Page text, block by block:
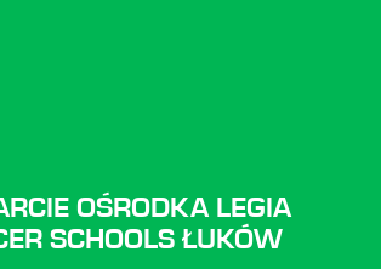
OŚRODKA LEGIA
SCHOOLS ŁUKÓW